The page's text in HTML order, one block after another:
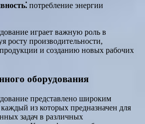
потребление энергии
играет важную роль в
росту производительности,
и созданию новых рабочих
оборудования
представлено широким
из которых предназначен для
задач в различных